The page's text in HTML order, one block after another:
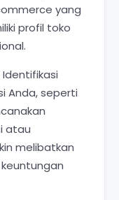
yang
profil toko
Identifikasi
Anda, seperti
atau
melibatkan